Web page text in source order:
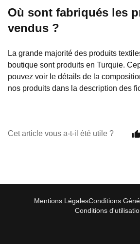
Où sont fabriqués les
vendus ?
La grande majorité des produits
boutique sont produits en Turquie.
pouvez voir le détails de la
nos produits dans la description des
Cet article vous a-t-il été utile ?
Mentions LégalesConditions
Conditions